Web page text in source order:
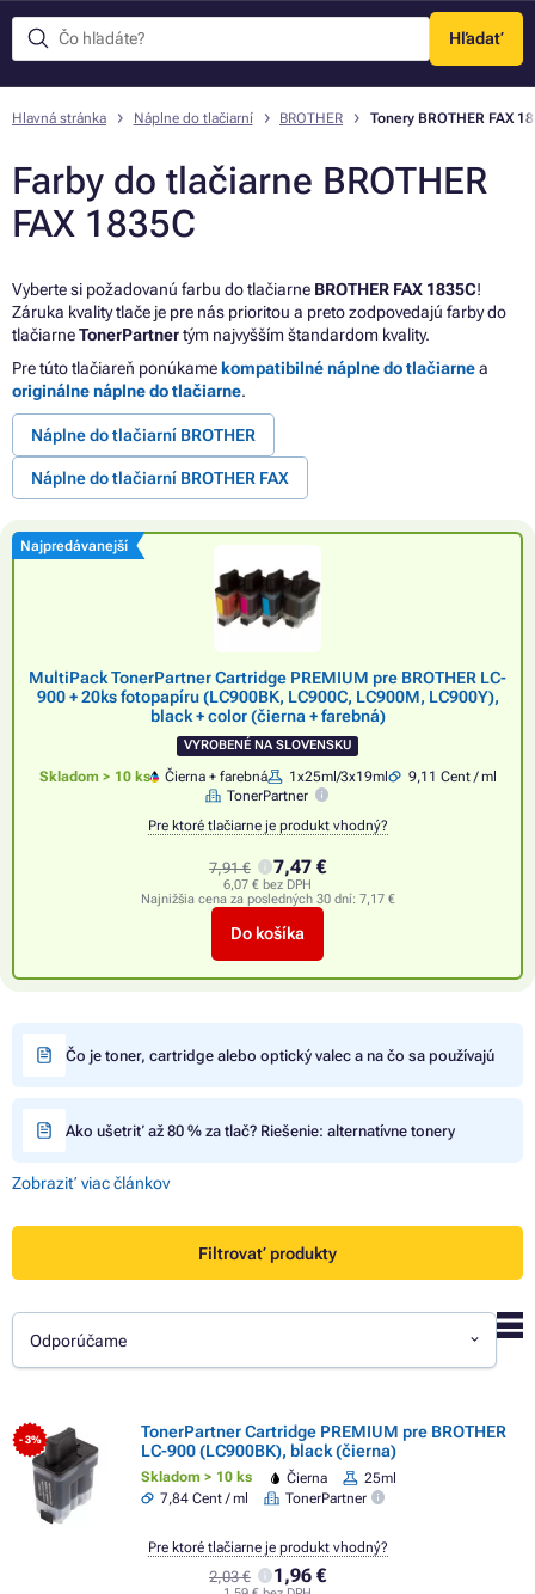
Hľadať
Menu
Hlavná stránka Náplne do tlačiarní BROTHER Tonery BROTHER FAX
Farby do tlačiarne BROTHER
FAX 1835C
Vyberte si požadovanú farbu do tlačiarne BROTHER FAX 1835C!
Záruka kvality tlače je pre nás prioritou a preto zodpovedajú farby do
tlačiarneTonerPartnertým najvyšším štandardom kvality.
Pre túto tlačiareň ponúkame kompatibilné náplne do tlačiarnea
originálne náplne do tlačiarne.
Náplne do tlačiarní BROTHER
Náplne do tlačiarní BROTHER FAX
Najpredávanejší
MultiPack TonerPartner Cartridge PREMIUM pre BROTHER LC-
900 + 20ks fotopapíru (LC900BK, LC900C, LC900M, LC900Y),
black + color (čierna + farebná)
VYROBENÉ NA SLOVENSKU
Skladom > 10 ks Čierna + farebná 1x25ml/3x19ml
9,11 Cent / ml
TonerPartner
Pre ktoré tlačiarne je produkt vhodný?
7,91 € 7,47 €
6,07 € bez DPH
Najnižšia cena za posledných 30 dní: 7,17 €
Do košíka
Čo je toner, cartridge alebo optický valec a na čo sa používajú
Ako ušetriť až 80 % za tlač? Riešenie: alternatívne tonery
Zobraziť viac článkov
Filtrovať produkty
Odporúčame
- 3%
TonerPartner Cartridge PREMIUM pre BROTHER
LC-900 (LC900BK), black (čierna)
Skladom > 10 ks Čierna
25ml
7,84 Cent / ml
TonerPartner
2,03 € 1,96 €
Pre ktoré tlačiarne je produkt vhodný?